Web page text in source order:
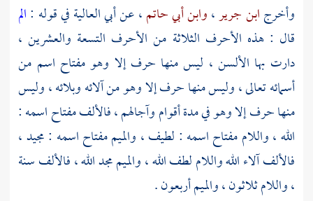
وأخرجابن جرير،وابن أبي حاتم، عنأبي العاليةفي قوله :الم
قال : هذه الأحرف الثلاثة من الأحرف التسعة والعشرين ،
دارت بها الألسن ، ليس منها حرف إلا وهو مفتاح اسم من
أسمائه تعالى ، وليس منها حرف إلا وهو من آلائه وبلائه ، وليس
منها حرف إلا وهو في مدة أقوام وآجالهم ، فالألف مفتاح اسمه :
الله ، واللام مفتاح اسمه : لطيف ، والميم مفتاح اسمه : مجيد ،
فالألف آلاء الله واللام لطف الله ، والميم مجد الله ، فالألف سنة
، واللام ثلاثون ، والميم أربعون .